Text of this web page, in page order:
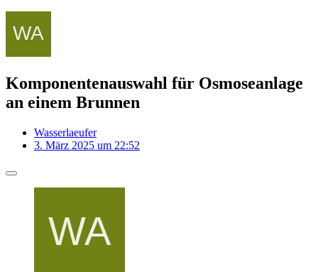
Komponentenauswahl für Osmoseanlage
an einem Brunnen
Wasserlaeufer
3. März 2025 um 22:52